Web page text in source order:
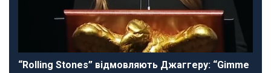
“Rolling Stones” відмовляють Джаггеру: “Gimme